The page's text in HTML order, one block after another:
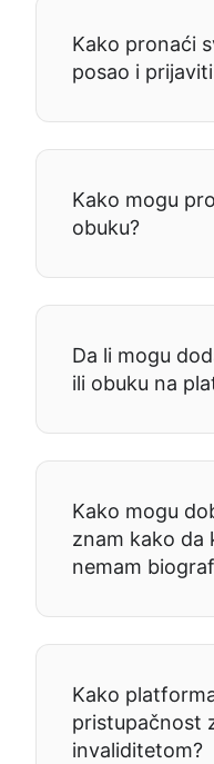
Kako pronaći
posao i
Kako mogu
obuku?
Da li mogu
ili obuku na
Kako mogu
znam kako da
nemam
Kako
pristupačnost
invaliditetom?